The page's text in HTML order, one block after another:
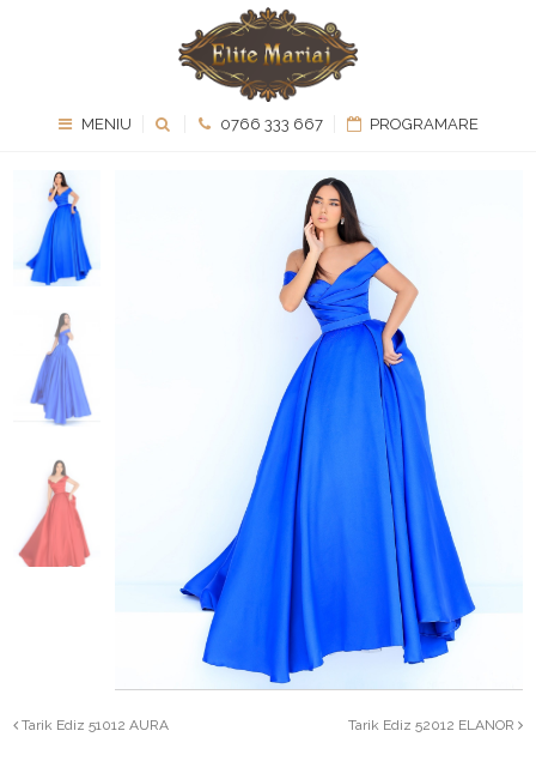
MENIU 0766 333 667 PROGRAMARE
Tarik Ediz 51012 AURA Tarik Ediz 52012 ELANOR